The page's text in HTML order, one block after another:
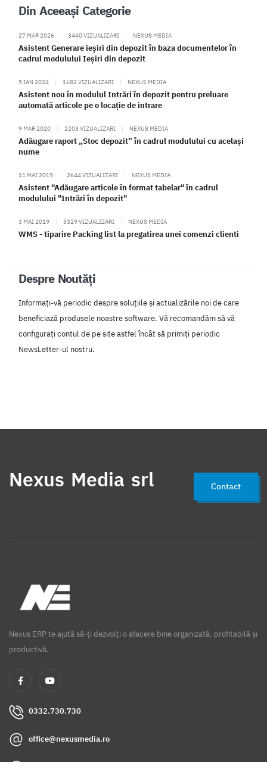
Din Aceeași Categorie
27 MAR 2026 | 3440 VIZUALIZARI | NEXUS MEDIA
Asistent Generare ieșiri din depozit în baza documentelor în
cadrul modulului Ieșiri din depozit
5 IAN 2024 | 1682 VIZUALIZARI | NEXUS MEDIA
Asistent nou în modulul Intrări în depozit pentru preluare
automată articole pe o locație de intrare
9 MAR 2020 | 2203 VIZUALIZARI | NEXUS MEDIA
Adăugare raport „Stoc depozit” în cadrul modulului cu același
nume
11 MAI 2019 | 2644 VIZUALIZARI | NEXUS MEDIA
Asistent "Adăugare articole în format tabelar" în cadrul
modulului "Intrări în depozit"
3 MAI 2019 | 3329 VIZUALIZARI | NEXUS MEDIA
WMS - tiparire Packing list la pregatirea unei comenzi clienti
Despre Noutăți
Informați-vă periodic despre soluțiile și actualizările noi de care
beneficiază produsele noastre software. Vă recomandăm să vă
configurați contul de pe site astfel încât să primiți periodic
NewsLetter-ul nostru.
Nexus Media srl Contact
Nexus ERP te ajută să-ți dezvolți o afacere bine organizată, profitabilă și
productivă.
0332.730.730
office@nexusmedia.ro